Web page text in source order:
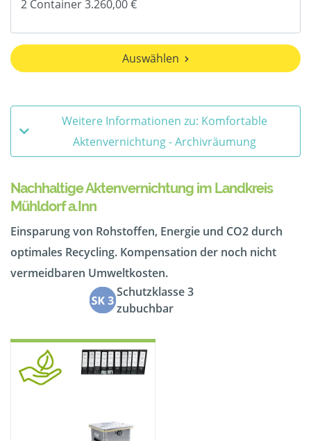
Auswählen
Weitere Informationen zu: Komfortable
Aktenvernichtung - Archivräumung
Nachhaltige Aktenvernichtung im Landkreis
Mühldorf a.Inn
Einsparung von Rohstoffen, Energie und CO2 durch
optimales Recycling. Kompensation der noch nicht
vermeidbaren Umweltkosten.
Schutzklasse 3
zubuchbar